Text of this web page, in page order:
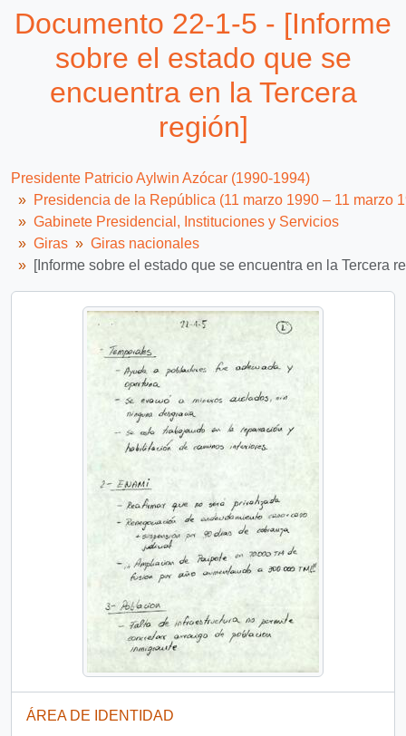
22-2-2 - [Informe de la CONAF]
230 más...
Documento 22-1-5 - [Informe
sobre el estado que se
encuentra en la Tercera
región]
Presidente Patricio Aylwin Azócar (1990-1994)
Presidencia de la República (11 marzo 1990 – 11 marzo
Gabinete Presidencial, Instituciones y Servicios
Giras
Giras nacionales
[Informe sobre el estado que se encuentra en la Tercera
ÁREA DE IDENTIDAD